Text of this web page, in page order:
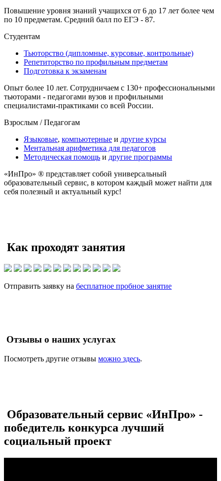
Повышение уровня знаний учащихся от 6 до 17 лет более чем
по 10 предметам. Средний балл по ЕГЭ - 87.
Студентам
Тьюторство (дипломные, курсовые, контрольные)
Репетиторство по профильным предметам
Подготовка к экзаменам
Опыт более 10 лет. Сотрудничаем с 130+ профессиональными
тьюторами - педагогами вузов и профильными
специалистами-практиками cо всей России.
Взрослым / Педагогам
Языковые, компьютерные и другие курсы
Ментальная арифметика для педагогов
Методическая помощь и другие программы
«ИнПро» ® представляет собой универсальный
образовательный сервис, в котором каждый может найти для
себя полезный и актуальный курс!
Как проходят занятия
Отправить заявку на бесплатное пробное занятие
Отзывы о наших услугах
Посмотреть другие отзывы можно здесь.
Образовательный сервис «ИнПро» -
победитель конкурса лучший
социальный проект